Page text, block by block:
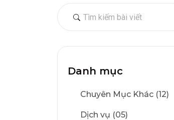
Danh mục
Chuyên Mục Khác (12)
Dịch vụ (05)